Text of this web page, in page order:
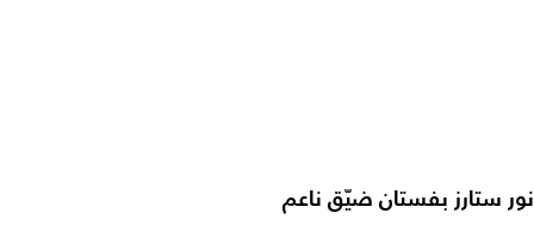
نور ستارز بفستان ضيّق ناعم